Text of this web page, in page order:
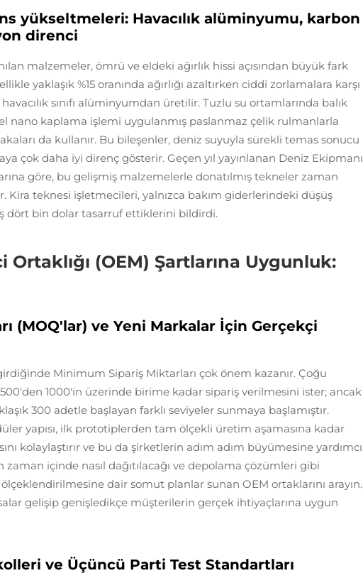
yükseltmeleri: Havacılık alüminyumu, karbon
direnci
malzemeler, ömrü ve eldeki ağırlık hissi açısından büyük fark
yaklaşık %15 oranında ağırlığı azaltırken ciddi zorlamalara karşı
havacılık sınıfı alüminyumdan üretilir. Tuzlu su ortamlarında balık
nano kaplama işlemi uygulanmış paslanmaz çelik rulmanlarla
da kullanır. Bu bileşenler, deniz suyuyla sürekli temas sonucu
çok daha iyi direnç gösterir. Geçen yıl yayınlanan Deniz Ekipmanı
göre, bu gelişmiş malzemelerle donatılmış tekneler zaman
Kira teknesi işletmecileri, yalnızca bakım giderlerindeki düşüş
dört bin dolar tasarruf ettiklerini bildirdi.
(OEM) Şartlarına Uygunluk:
(MOQ'lar) ve Yeni Markalar İçin Gerçekçi
Minimum Sipariş Miktarları çok önem kazanır. Çoğu
1000'in üzerinde birime kadar sipariş verilmesini ister; ancak
300 adetle başlayan farklı seviyeler sunmaya başlamıştır.
yapısı, ilk prototiplerden tam ölçekli üretim aşamasına kadar
kolaylaştırır ve bu da şirketlerin adım adım büyümesine yardımcı
içinde nasıl dağıtılacağı ve depolama çözümleri gibi
dair somut planlar sunan OEM ortaklarını arayın.
gelişip genişledikçe müşterilerin gerçek ihtiyaçlarına uygun
ve Üçüncü Parti Test Standartları